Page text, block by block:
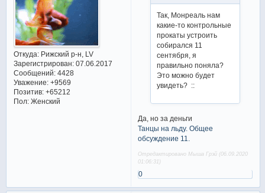
Откуда:Рижский р-н, LV
Зарегистрирован: 07.06.2017
Сообщений:4428
Уважение: +9569
Позитив: +65212
Пол:Женский
Так, Монреаль нам
какие-то контрольные
прокаты устроить
собирался 11
сентября, я
правильно поняла?
Это можно будет
увидеть? ::
Да, но за деньги
Танцы на льду. Общее
обсуждение 11.
Отредактировано Мыша Грэй (06.09.2020
01:06:31)
0